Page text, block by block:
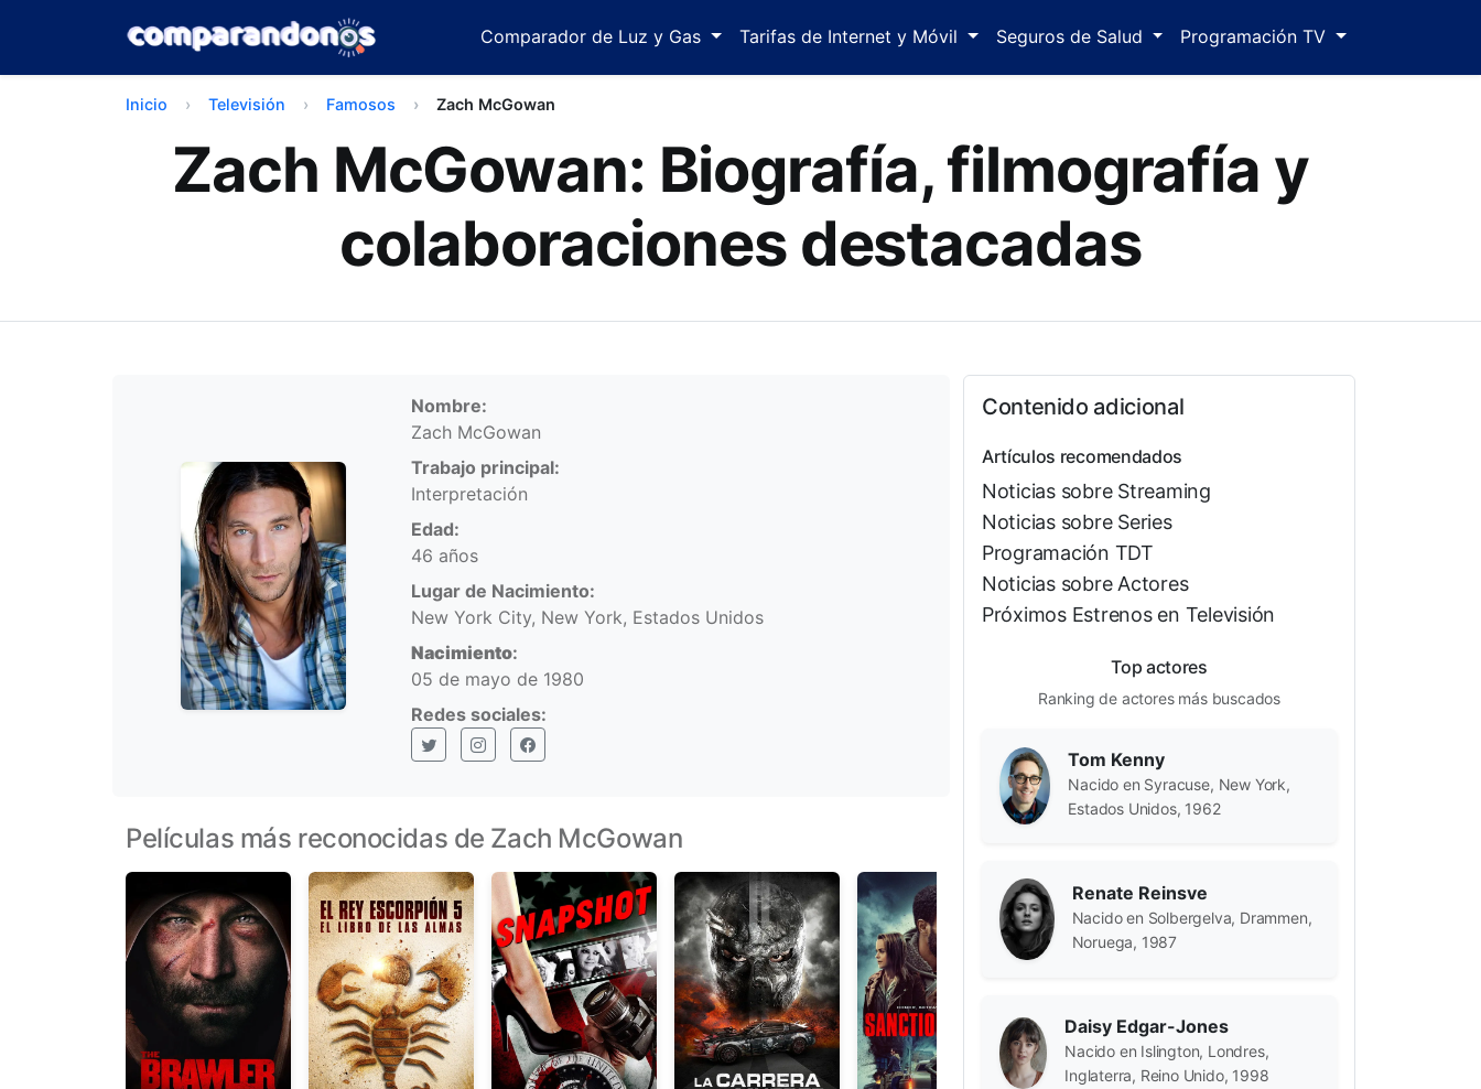
Comparador de Luz y Gas Tarifas de Internet y Móvil Seguros de Salud Programación TV
Inicio Televisión Famosos Zach McGowan
Zach McGowan: Biografía, filmografía y
colaboraciones destacadas
Información personal
Nombre:
Zach McGowan
Trabajo principal:
Interpretación
Edad:
46 años
Lugar de Nacimiento:
New York City, New York, Estados Unidos
Nacimiento:
05 de mayo de 1980
Redes sociales:
X (Twitter)InstagramFacebook
Películas más reconocidas de Zach McGowan
Contenido adicional
Artículos recomendados
Noticias sobre Streaming
Noticias sobre Series
Programación TDT
Noticias sobre Actores
Próximos Estrenos en Televisión
Top actores
Ranking de actores más buscados
Tom Kenny
Nacido en Syracuse, New York,
Estados Unidos, 1962
Renate Reinsve
Nacido en Solbergelva, Drammen,
Noruega, 1987
Daisy Edgar-Jones
Nacido en Islington, Londres,
Inglaterra, Reino Unido, 1998